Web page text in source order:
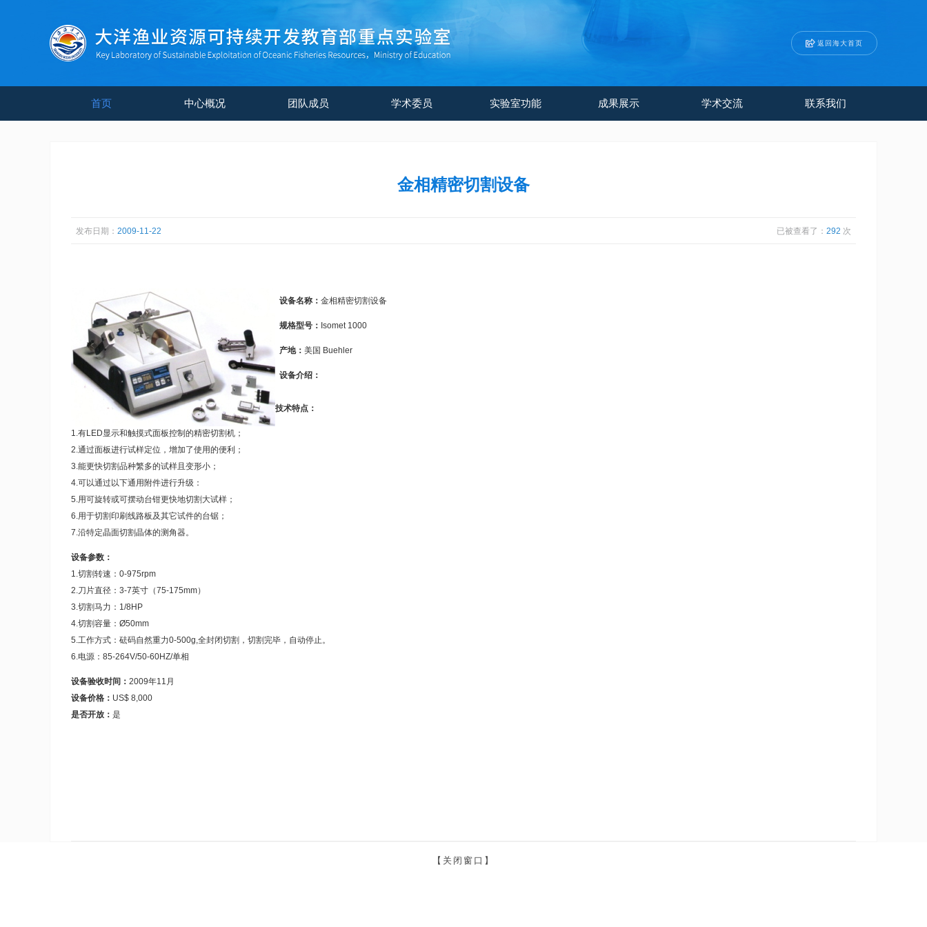
返回海大首页
首页 中心概况 团队成员 学术委员 实验室功能 成果展示 学术交流 联系我们
金相精密切割设备
发布日期： 2009-11-22 已被查看了： 292 次
设备名称： 金相精密切割设备
规格型号： Isomet 1000
产地： 美国 Buehler
设备介绍：
技术特点：
1.有LED显示和触摸式面板控制的精密切割机；
2.通过面板进行试样定位，增加了使用的便利；
3.能更快切割品种繁多的试样且变形小；
4.可以通过以下通用附件进行升级：
5.用可旋转或可摆动台钳更快地切割大试样；
6.用于切割印刷线路板及其它试件的台锯；
7.沿特定晶面切割晶体的测角器。
设备参数：
1.切割转速：0-975rpm
2.刀片直径：3-7英寸（75-175mm）
3.切割马力：1/8HP
4.切割容量：Ø50mm
5.工作方式：砝码自然重力0-500g,全封闭切割，切割完毕，自动停止。
6.电源：85-264V/50-60HZ/单相
设备验收时间： 2009年11月
设备价格： US$ 8,000
是否开放： 是
【关闭窗口】